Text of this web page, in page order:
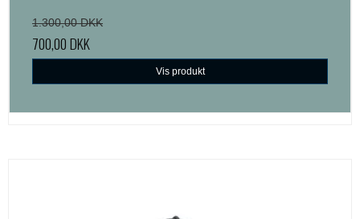
1.300,00 DKK
700,00 DKK
Vis produkt